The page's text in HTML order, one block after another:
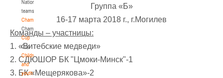
National
teams
Championship
Championship
Cup
Cup
Children
and
youth
U-14
IV тур – девушки 2012-2013 гг.р., Дивизион 1, 6-7 апреля 2026 г., г. Гомель, ул.
Б.Хмельницкого, 118а
Группа «Б»
16-17 марта 2018 г., г.Могилев
Команды – участницы:
1. «Витебские медведи»
2. СДЮШОР БК "Цмоки-Минск"-1
3. БК «Мещерякова»-2